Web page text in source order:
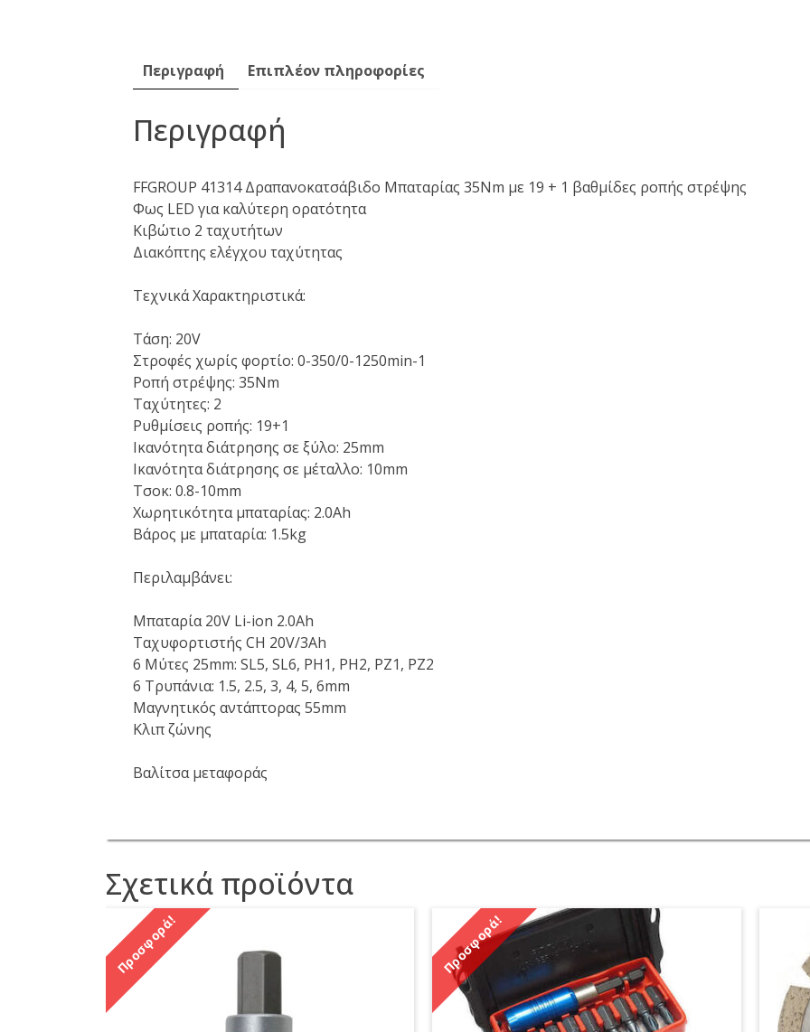
Περιγραφή Επιπλέον πληροφορίες
Περιγραφή
FFGROUP 41314 Δραπανοκατσάβιδο Μπαταρίας 35Nm με 19 + 1 βαθμίδες ροπής στρέψης
Φως LED για καλύτερη ορατότητα
Κιβώτιο 2 ταχυτήτων
Διακόπτης ελέγχου ταχύτητας
Τεχνικά Χαρακτηριστικά:
Τάση: 20V
Στροφές χωρίς φορτίο: 0-350/0-1250min-1
Ροπή στρέψης: 35Nm
Ταχύτητες: 2
Ρυθμίσεις ροπής: 19+1
Ικανότητα διάτρησης σε ξύλο: 25mm
Ικανότητα διάτρησης σε μέταλλο: 10mm
Τσοκ: 0.8-10mm
Χωρητικότητα μπαταρίας: 2.0Ah
Βάρος με μπαταρία: 1.5kg
Περιλαμβάνει:
Μπαταρία 20V Li-ion 2.0Ah
Ταχυφορτιστής CH 20V/3Ah
6 Μύτες 25mm: SL5, SL6, PH1, PH2, PZ1, PZ2
6 Τρυπάνια: 1.5, 2.5, 3, 4, 5, 6mm
Μαγνητικός αντάπτορας 55mm
Κλιπ ζώνης
Βαλίτσα μεταφοράς
Σχετικά προϊόντα
Προσφορά! Προσφορά!